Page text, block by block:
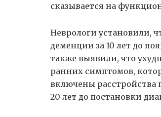
сказывается на
Неврологи установили,
деменции за 10 лет до
также выявили, что
ранних симптомов,
включены расстройства
20 лет до постановки